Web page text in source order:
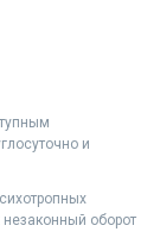
и
оборот